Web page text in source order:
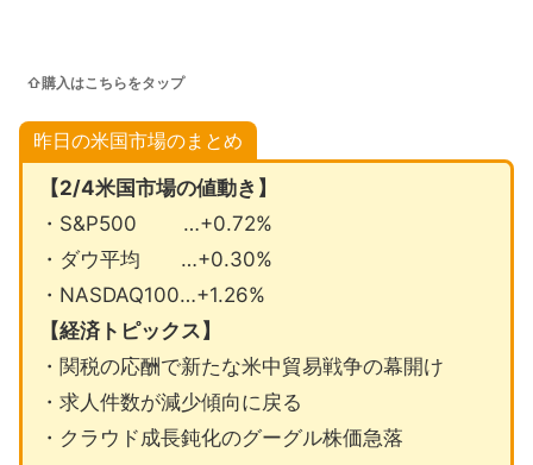
⇧購入はこちらをタップ
昨日の米国市場のまとめ
【2/4米国市場の値動き】
・S&P500 …+0.72%
・ダウ平均 …+0.30%
・NASDAQ100…+1.26%
【経済トピックス】
・関税の応酬で新たな米中貿易戦争の幕開け
・求人件数が減少傾向に戻る
・クラウド成長鈍化のグーグル株価急落